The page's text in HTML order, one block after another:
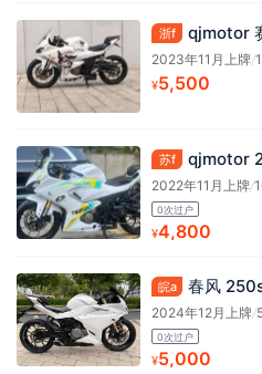
浙f qjmotor
2023年11月上牌/
¥5,500
苏f qjmotor
2022年11月上牌/
0次过户
¥4,800
皖a 春风
2024年12月上牌/
0次过户
¥5,000